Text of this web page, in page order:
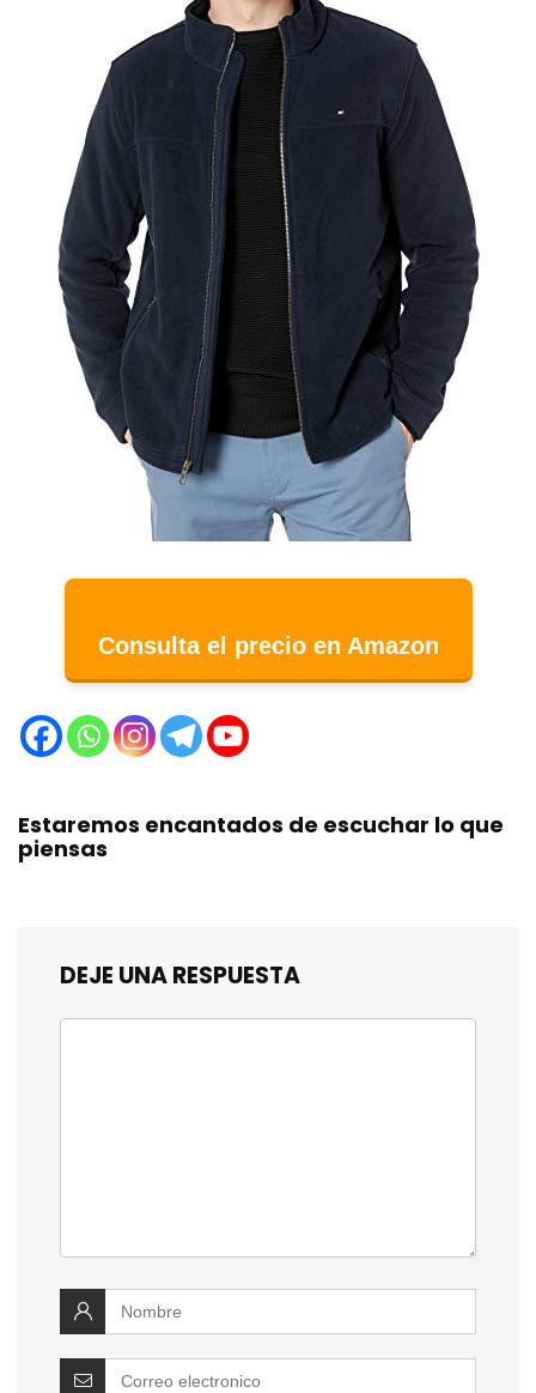
Consulta el precio en Amazon
Estaremos encantados de escuchar lo que
piensas
DEJE UNA RESPUESTA